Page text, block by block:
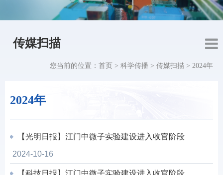
传媒扫描
2024年
您当前的位置： 首页 > 科学传播 > 传媒扫描 > 2024年
【光明日报】江门中微子实验建设进入收官阶段
2024-10-16
【科技日报】江门中微子实验建设进入收官阶段